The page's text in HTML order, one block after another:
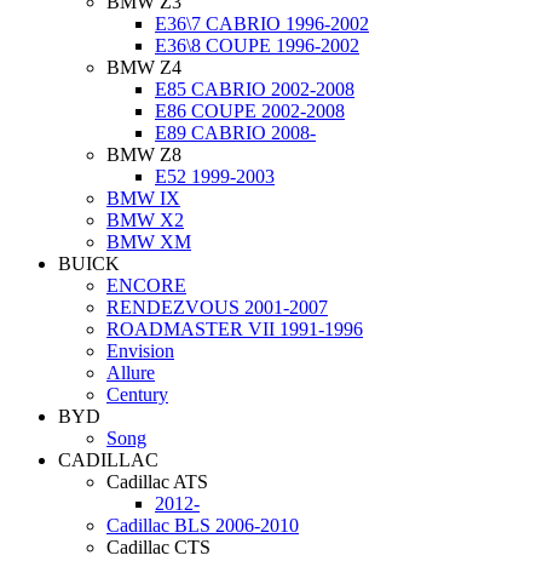
E36\7 CABRIO 1996-2002
E36\8 COUPE 1996-2002
BMW Z4
E85 CABRIO 2002-2008
E86 COUPE 2002-2008
E89 CABRIO 2008-
BMW Z8
E52 1999-2003
BMW IX
BMW X2
BMW XM
BUICK
ENCORE
RENDEZVOUS 2001-2007
ROADMASTER VII 1991-1996
Еnvision
Allure
Century
BYD
Song
CADILLAC
Cadillac ATS
2012-
Cadillac BLS 2006-2010
Cadillac CTS